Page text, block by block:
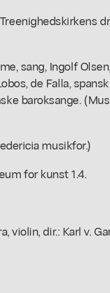
sang, Ingolf
de Falla,
baroksange.
musikfor.)
for kunst 1.4.
violin, dir.: Karl v.